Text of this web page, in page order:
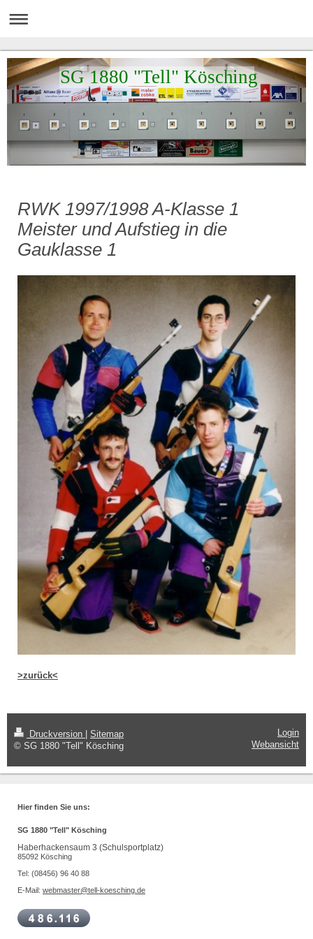
SG 1880 "Tell" Kösching
RWK 1997/1998 A-Klasse 1
Meister und Aufstieg in die
Gauklasse 1
>zurück<
Druckversion
Sitemap
© SG 1880 "Tell" Kösching
Login
Webansicht
Hier finden Sie uns:
SG 1880 "Tell" Kösching
Haberhackensaum 3 (Schulsportplatz)
85092 Kösching
Tel: (08456) 96 40 88
E-Mail: webmaster@tell-koesching.de